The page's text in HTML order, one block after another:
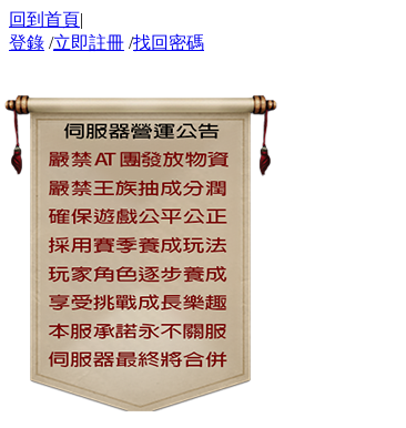
回到首頁|
登錄 /立即註冊 /找回密碼